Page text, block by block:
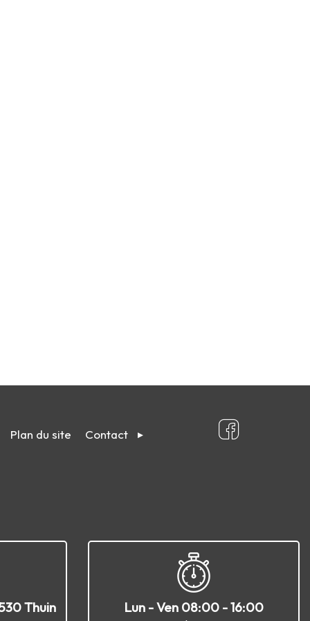
Plan du site Contact
Thuin Lun - Ven 08:00 - 16:00